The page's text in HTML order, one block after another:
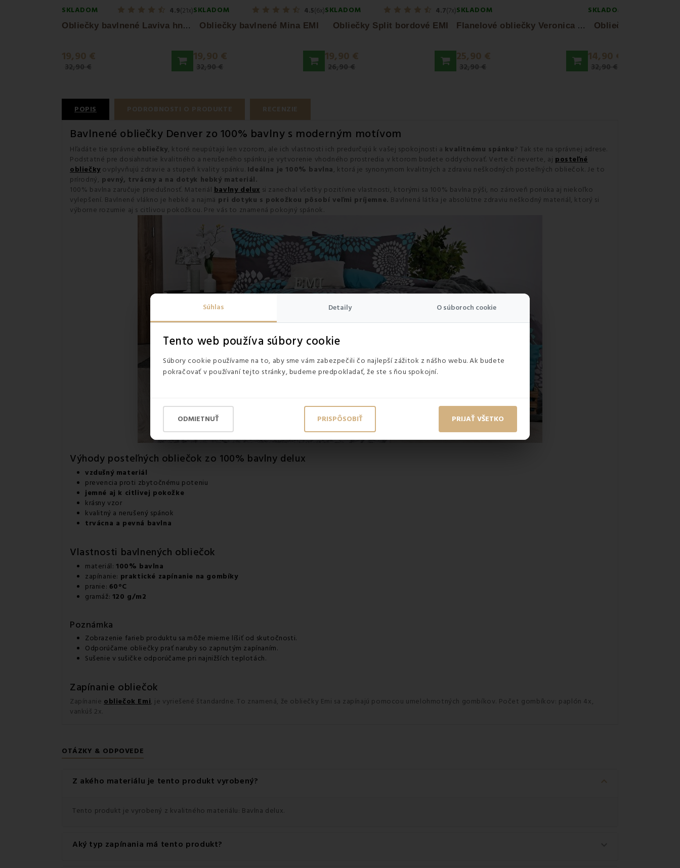
Súhlas Detaily O súboroch cookie
Tento web používa súbory cookie
Súbory cookie používame na to, aby sme vám zabezpečili čo najlepší zážitok z nášho webu. Ak budete
pokračovať v používaní tejto stránky, budeme predpokladať, že ste s ňou spokojní.
ODMIETNUŤ PRISPÔSOBIŤ PRIJAŤ VŠETKO
SKLADOM 4.9(21x)
O
bliečky bavlnené Laviva hnedé EMI
19,90 €
32,90 €
SKLADOM 4.5(6x)
Obliečky bavlnené Mina EMI
19,90 €
32,90 €
SKLADOM 4.7(7x)
Obliečky Split bordové EMI
19,90 €
26,90 €
SKLADOM
F
lanelové obliečky Veronica EMI
25,90 €
32,90 €
SKLADOM
Obliečky bavlnené
14,90 €
32,90 €
POPIS PODROBNOSTI O PRODUKTE RECENZIE
Bavlnené obliečky Denver zo 100% bavlny s moderným motívom
Hľadáte tie správne obliečky, ktoré neupútajú len vzorom, ale ich vlastnosti ich predurčujú k vašej spokojnosti a kvalitnému spánku ? Tak ste na správnej adrese.
Podstatné pre dosiahnutie kvalitného a nerušeného spánku je vytvorenie vhodného prostredia v ktorom budete oddychovať. Verte či neverte, aj posteľné
obliečkyovplyvňujú zdravie a stupeň kvality spánku. Ideálna je 100% bavlna, ktorá je synonymom kvalitných a zdraviu neškodných posteľných obliečok. Je to
prírodný, pevný, trvácny a na dotyk hebký materiál.
100% bavlna zaručuje priedušnosť. Materiál bavlny delux si zanechal všetky pozitívne vlastnosti, ktorými sa 100% bavlna pýši, no zároveň ponúka aj niekoľko
vylepšení. Bavlnené vlákno je hebké a najmä pri dotyku s pokožkou pôsobí veľmi príjemne. Bavlnená látka je absolútne zdraviu neškodný materiál, ktorý si
výborne rozumie aj s citlivou pokožkou. Pre vás to znamená pokojný spánok.
Výhody posteľných obliečok zo 100% bavlny delux
vzdušný materiál
prevencia proti zbytočnému poteniu
jemné aj k citlivej pokožke
krásny vzor
kvalitný a nerušený spánok
trvácna a pevná bavlna
Vlastnosti bavlnených obliečok
materiál: 100% bavlna
zapínanie: praktické zapínanie na gombíky
pranie: 60°C
gramáž: 120 g/m2
Poznámka
Zobrazenie farieb produktu sa môže mierne líšiť od skutočnosti.
Odporúčame obliečky prať naruby so zapnutým zapínaním.
Sušenie v sušičke odporúčame pri najnižších teplotách.
Zapínanie obliečok
Zapínanie obliečok Emi, je vyriešené štandardne. To znamená, že obliečky Emi sa zapínajú pomocou umelohmotných gombíkov. Počet gombíkov: paplón 4x,
vankúš 2x.
OTÁZKY & ODPOVEDE
Z akého materiálu je tento produkt vyrobený? keyboard_arrow_down
Tento produkt je vyrobený z kvalitného materiálu: Bavlna delux.
Aký typ zapínania má tento produkt?